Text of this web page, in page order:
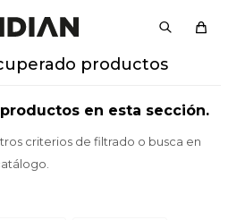
productos
en esta sección.
criterios de filtrado o busca en